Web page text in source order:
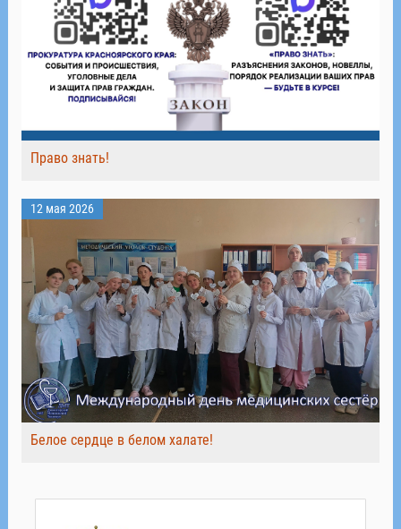
Право знать!
12 мая 2026
Белое сердце в белом халате!